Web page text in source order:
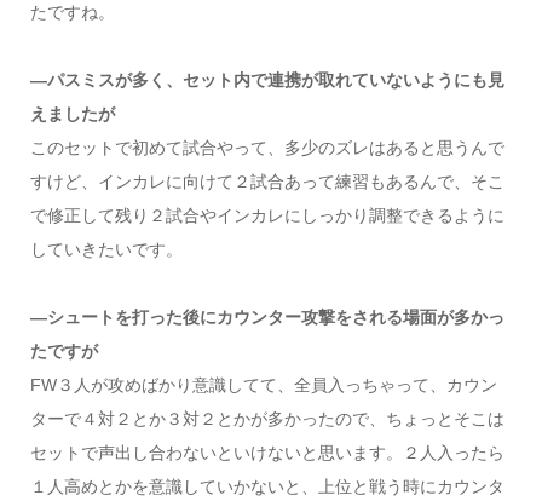
たですね。
―パスミスが多く、セット内で連携が取れていないようにも見
えましたが
このセットで初めて試合やって、多少のズレはあると思うんで
すけど、インカレに向けて２試合あって練習もあるんで、そこ
で修正して残り２試合やインカレにしっかり調整できるように
していきたいです。
―シュートを打った後にカウンター攻撃をされる場面が多かっ
たですが
FW３人が攻めばかり意識してて、全員入っちゃって、カウン
ターで４対２とか３対２とかが多かったので、ちょっとそこは
セットで声出し合わないといけないと思います。２人入ったら
１人高めとかを意識していかないと、上位と戦う時にカウンタ